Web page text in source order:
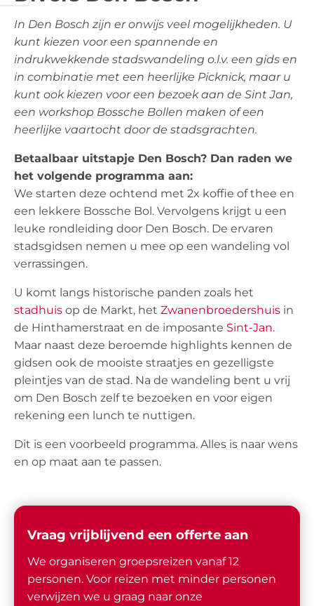
In Den Bosch zijn er onwijs veel mogelijkheden. U
kunt kiezen voor een spannende en
indrukwekkende stadswandeling o.l.v. een gids en
in combinatie met een heerlijke Picknick, maar u
kunt ook kiezen voor een bezoek aan de Sint Jan,
een workshop Bossche Bollen maken of een
heerlijke vaartocht door de stadsgrachten.
Betaalbaar uitstapje Den Bosch? Dan raden we
het volgende programma aan:
We starten deze ochtend met 2x koffie of thee en
een lekkere Bossche Bol. Vervolgens krijgt u een
leuke rondleiding door Den Bosch. De ervaren
stadsgidsen nemen u mee op een wandeling vol
verrassingen.
U komt langs historische panden zoals het
stadhuisop de Markt, hetZwanenbroedershuis in
de Hinthamerstraat en de imposante Sint-Jan.
Maar naast deze beroemde highlights kennen de
gidsen ook de mooiste straatjes en gezelligste
pleintjes van de stad. Na de wandeling bent u vrij
om Den Bosch zelf te bezoeken en voor eigen
rekening een lunch te nuttigen.
Dit is een voorbeeld programma. Alles is naar wens
en op maat aan te passen.
Vraag vrijblijvend een offerte aan
We organiseren groepsreizen vanaf 12
personen. Voor reizen met minder personen
verwijzen we u graag naar onze